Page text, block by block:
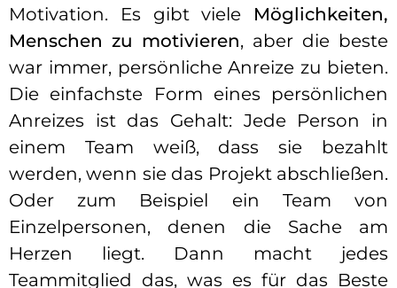
Motivation. Es gibt viele Möglichkeiten,
Menschen zu motivieren, aber die beste
war immer, persönliche Anreize zu bieten.
Die einfachste Form eines persönlichen
Anreizes ist das Gehalt: Jede Person in
einem Team weiß, dass sie bezahlt
werden, wenn sie das Projekt abschließen.
Oder zum Beispiel ein Team von
Einzelpersonen, denen die Sache am
Herzen liegt. Dann macht jedes
Teammitglied das, was es für das Beste